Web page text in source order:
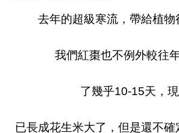
去年的超級寒流，帶給植物
我們紅棗也不例外較往
了幾乎10-15天，
已長成花生米大了，但是還不